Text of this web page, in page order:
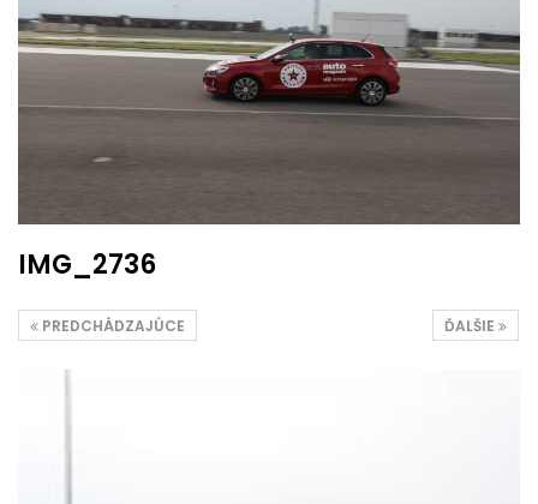
IMG_2736
ĎALŠIE
PREDCHÁDZAJÚCE